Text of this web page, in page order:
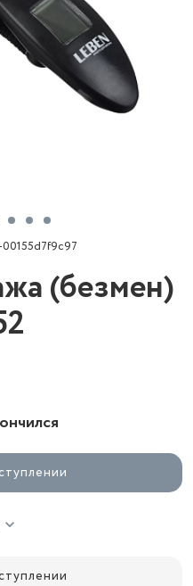
(безмен)